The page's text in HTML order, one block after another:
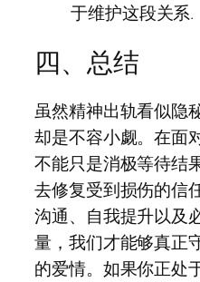
于维护这段关系.
四、总结
虽然精神出轨看似隐
却是不容小觑。在面
不能只是消极等待结
去修复受到损伤的信
沟通、自我提升以及
量，我们才能够真正
的爱情。如果你正处